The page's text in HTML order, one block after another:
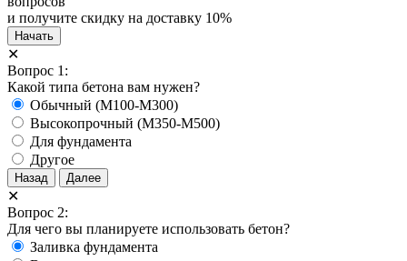
и получите скидку на доставку 10%
Начать
✕
Вопрос 1:
Какой типа бетона вам нужен?
Обычный (М100-М300)
Высокопрочный (М350-М500)
Для фундамента
Другое
Назад Далее
✕
Вопрос 2:
Для чего вы планируете использовать бетон?
Заливка фундамента